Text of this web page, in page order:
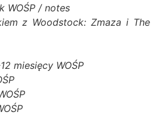
WOŚP / notes
z Woodstock: Zmaza i The
miesięcy WOŚP